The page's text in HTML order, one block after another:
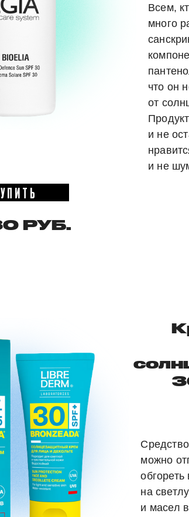
РУБ.
Всем,
много
что он
от
и не
и не
можно
на
и масел